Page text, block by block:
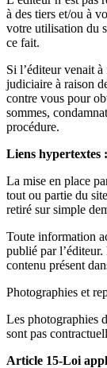
à des tiers et/ou à
votre utilisation du
ce fait.
Si l’éditeur venait
judiciaire à raison
contre vous pour
sommes,
procédure.
Liens hypertextes :
La mise en place
tout ou partie du
retiré sur simple
Toute information
publié par l’éditeur.
contenu présent
Photographies et
Les photographies
sont pas
Article 15-Loi